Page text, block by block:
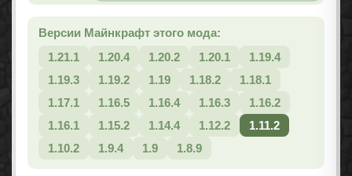
Версии Майнкрафт этого мода:
1.21.1
1.20.4 1.20.2 1.20.1
1.19.4
1.19.3
1.19.2 1.19 1.18.2
1.18.1
1.17.1
1.16.5 1.16.4 1.16.3
1.16.2
1.16.1
1.15.2 1.14.4 1.12.2
1.11.2
1.10.2
1.9.4 1.9 1.8.9